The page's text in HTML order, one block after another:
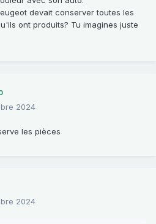
devait conserver toutes les
ont produits? Tu imagines juste
2024
les pièces
2024